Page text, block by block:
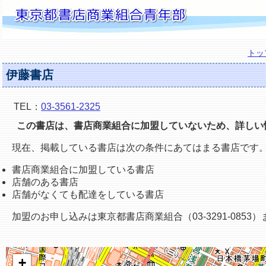
ト
伊藤書店
TEL： 03-3561-2325
この書店は、書店商業組合に加盟していないため、詳し
現在、掲載している書店は次の条件にあてはまる書店です
書店商業組合に加盟している書店
店舗のある書店
店舗がなくても配達をしている書店
加盟のお申し込みは東京都書店商業組合（03-3291-0853）
+